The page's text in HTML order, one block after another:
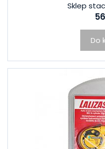
Sklep
Do